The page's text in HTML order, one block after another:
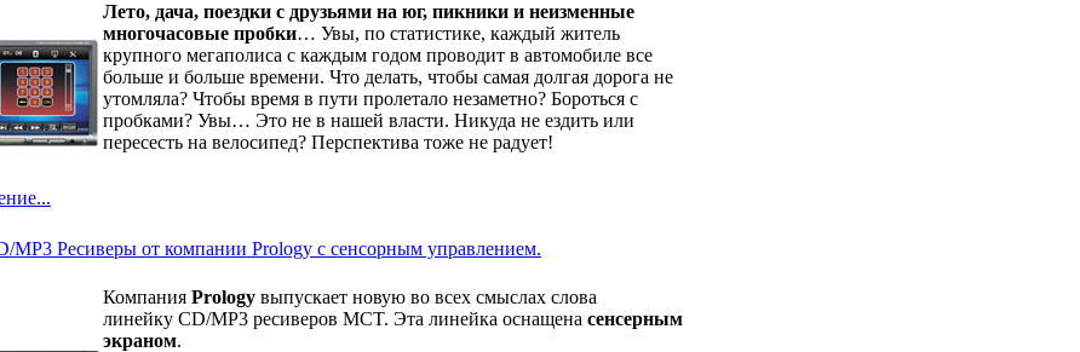
Лето, дача, поездки с друзьями на юг, пикники и неизменные
многочасовые пробки… Увы, по статистике, каждый житель
крупного мегаполиса с каждым годом проводит в автомобиле все
больше и больше времени. Что делать, чтобы самая долгая дорога не
утомляла? Чтобы время в пути пролетало незаметно? Бороться с
пробками? Увы… Это не в нашей власти. Никуда не ездить или
пересесть на велосипед? Перспектива тоже не радует!
MP3 Ресиверы от компании Prology с сенсорным управлением.
Компания Prology выпускает новую во всех смыслах слова
линейку CD/MP3 ресиверов MCT. Эта линейка оснащена сенсерным
экраном.